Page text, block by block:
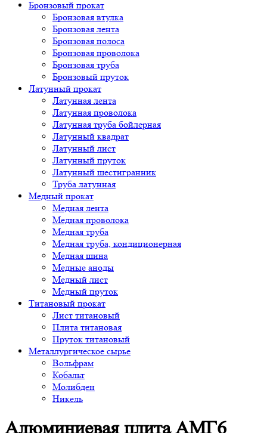
Бронзовый прокат
Бронзовая втулка
Бронзовая лента
Бронзовая полоса
Бронзовая проволока
Бронзовая труба
Бронзовый пруток
Латунный прокат
Латунная лента
Латунная проволока
Латунная труба бойлерная
Латунный квадрат
Латунный лист
Латунный пруток
Латунный шестигранник
Труба латунная
Медный прокат
Медная лента
Медная проволока
Медная труба
Медная труба, кондиционерная
Медная шина
Медные аноды
Медный лист
Медный пруток
Титановый прокат
Лист титановый
Плита титановая
Пруток титановый
Металлургическое сырье
Вольфрам
Кобальт
Молибден
Никель
Алюминиевая плита АМГ6